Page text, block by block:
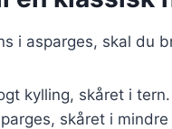
i asparges, skal du
kylling, skåret i tern.
skåret i mindre